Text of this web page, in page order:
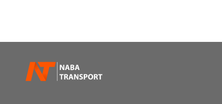
Mobil
yang
Berkelas